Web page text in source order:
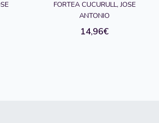
FORTEA CUCURULL, JOSE
ANTONIO
14,96€